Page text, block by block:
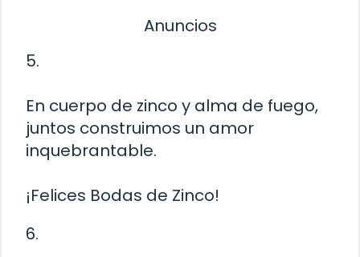
Anuncios
5.
En cuerpo de zinco y alma de fuego,
juntos construimos un amor
inquebrantable.
¡Felices Bodas de Zinco!
6.